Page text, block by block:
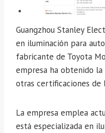
Guangzhou Stanley
en iluminación para
fabricante de Toyota
empresa ha obtenido
otras certificaciones de
La empresa emplea
está especializada en